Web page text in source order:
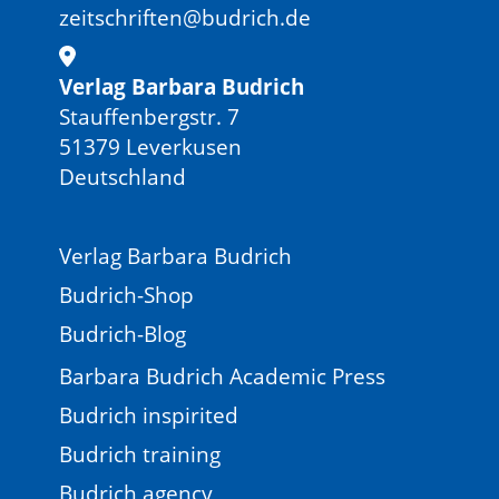
zeitschriften@budrich.de
Verlag Barbara Budrich
Stauffenbergstr. 7
51379 Leverkusen
Deutschland
Verlag Barbara Budrich
Budrich-Shop
Budrich-Blog
Barbara Budrich Academic Press
Budrich inspirited
Budrich training
Budrich agency